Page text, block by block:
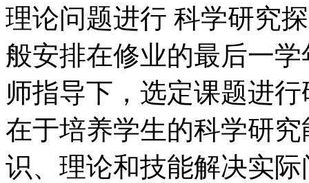
理论问题进行 科学研究
般安排在修业的最后一
师指导下，选定课题进
在于培养学生的科学研
识、理论和技能解决实